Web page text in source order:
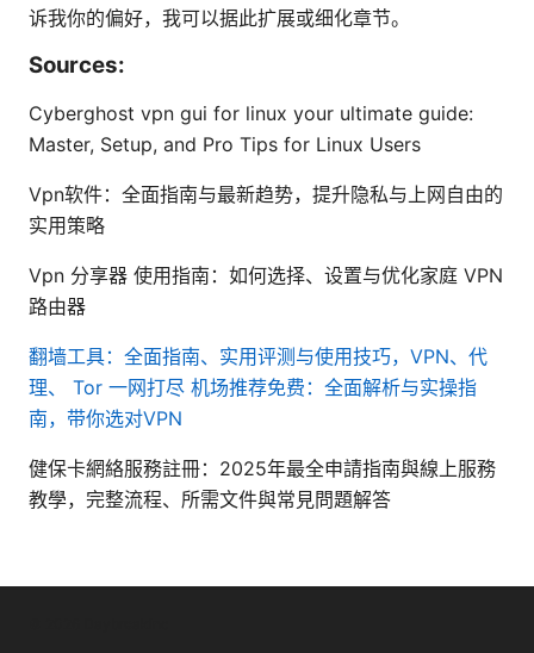
诉我你的偏好，我可以据此扩展或细化章节。
Sources:
Cyberghost vpn gui for linux your ultimate guide:
Master, Setup, and Pro Tips for Linux Users
Vpn软件：全面指南与最新趋势，提升隐私与上网自由的
实用策略
Vpn 分享器 使用指南：如何选择、设置与优化家庭 VPN
路由器
翻墙工具：全面指南、实用评测与使用技巧，VPN、代
理、 Tor 一网打尽 机场推荐免费：全面解析与实操指
南，带你选对VPN
健保卡網絡服務註冊：2025年最全申請指南與線上服務
教學，完整流程、所需文件與常見問題解答